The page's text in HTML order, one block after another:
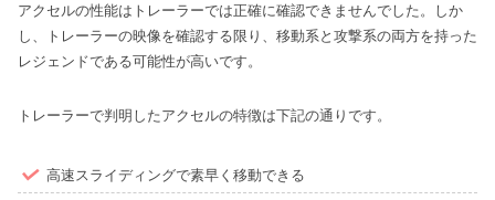
アクセルの性能はトレーラーでは正確に確認できませんでした。しか
し、トレーラーの映像を確認する限り、移動系と攻撃系の両方を持った
レジェンドである可能性が高いです。
トレーラーで判明したアクセルの特徴は下記の通りです。
高速スライディングで素早く移動できる